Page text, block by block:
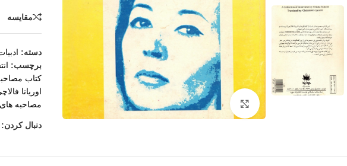
برای بزرگنمایی کلیک کنید
مقايسه
دسته:
برچسب:
کتاب
اوریانا
مصاحبه های
دنبال کردن: